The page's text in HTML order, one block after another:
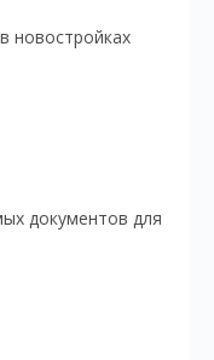
новостройках
документов для